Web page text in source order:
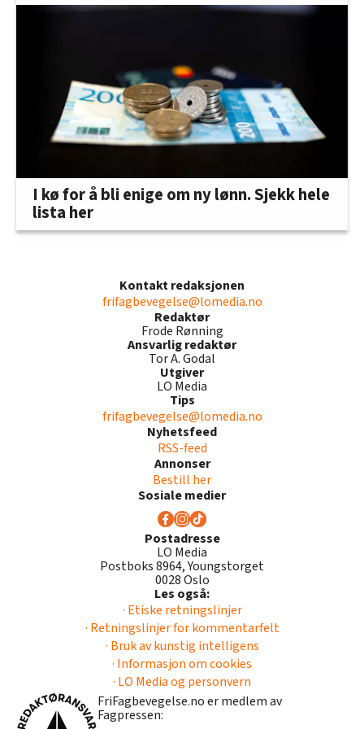
I kø for å bli enige om ny lønn. Sjekk hele
lista her
Kontakt redaksjonen
frifagbevegelse@lomedia.no
Redaktør
Frode Rønning
Ansvarlig redaktør
Tor A. Godal
Utgiver
LO Media
Tips
frifagbevegelse@lomedia.no
Nyhetsfeed
RSS-feed
Annonser
Bestill her
Sosiale medier
Postadresse
LO Media
Postboks 8964, Youngstorget
0028 Oslo
Les også:
· Etiske retningslinjer
· Retningslinjer for kommentarfelt
· Bruk av kunstig intelligens
· Informasjon om cookies
· LO Media og personvern
FriFagbevegelse.no er medlem av
Fagpressen: